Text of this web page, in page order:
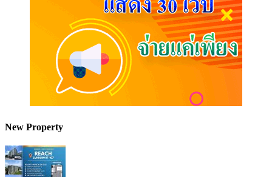
New Property